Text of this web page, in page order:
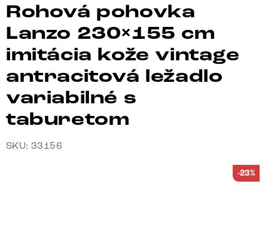
Rohová pohovka
Lanzo 230×155 cm
imitácia kože vintage
antracitová ležadlo
variabilné s
taburetom
SKU: 33156
-23%